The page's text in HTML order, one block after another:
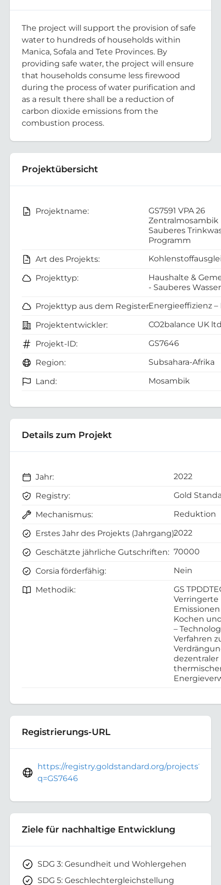
The project will support the provision of safe
water to hundreds of households within
Manica, Sofala and Tete Provinces. By
providing safe water, the project will ensure
that households consume less firewood
during the process of water purification and
as a result there shall be a reduction of
carbon dioxide emissions from the
combustion process.
Projektübersicht
Projektname:
GS7591 VPA 26
Zentralmosambik
Sauberes
Programm
Art des Projekts:
Projekttyp:
Haushalte &
- Sauberes Wasser
Projekttyp aus dem Register:Energieeffizienz –
Projektentwickler: CO2balance UK
Projekt-ID: GS7646
Region: Subsahara-Afrika
Land: Mosambik
Details zum Projekt
Jahr: 2022
Registry: Gold
Mechanismus: Reduktion
Erstes Jahr des Projekts (Jahrgang):2022
Geschätzte jährliche Gutschriften: 70000
Corsia förderfähig: Nein
Methodik:
GS
Verringerte
Kochen
–
Verfahren
dezentraler
Registrierungs-URL
https://registry.goldstandard.org/projects?
q=GS7646
Ziele für nachhaltige Entwicklung
SDG 3: Gesundheit und Wohlergehen
SDG 5: Geschlechtergleichstellung